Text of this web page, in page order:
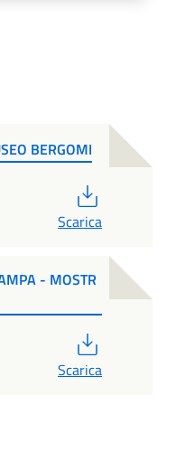
BERGOMI
Scarica
- MOSTR
Scarica